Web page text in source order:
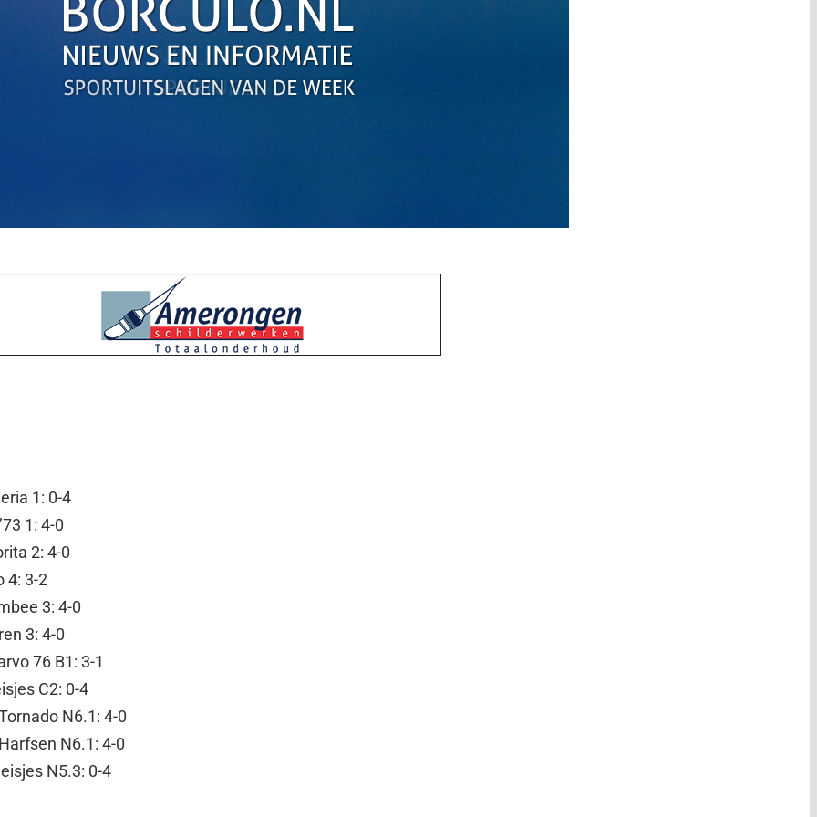
1: 0-4
1: 4-0
2: 4-0
4: 3-2
3: 4-0
3: 4-0
76 B1: 3-1
C2: 0-4
N6.1: 4-0
N6.1: 4-0
N5.3: 0-4